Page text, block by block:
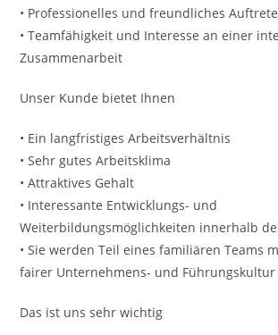
• Professionelles und freundliches
• Teamfähigkeit und Interesse an einer
Zusammenarbeit
Unser Kunde bietet Ihnen
• Ein langfristiges Arbeitsverhältnis
• Sehr gutes Arbeitsklima
• Attraktives Gehalt
• Interessante Entwicklungs- und
Weiterbildungsmöglichkeiten innerhalb
• Sie werden Teil eines familiären Teams
fairer Unternehmens- und Führungskultur
Das ist uns sehr wichtig